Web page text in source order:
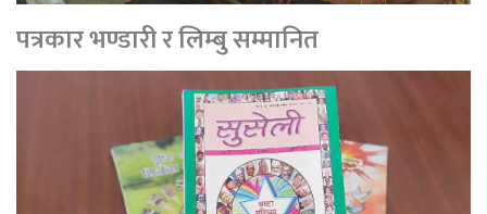
पत्रकार भण्डारी र लिम्बु सम्मानित